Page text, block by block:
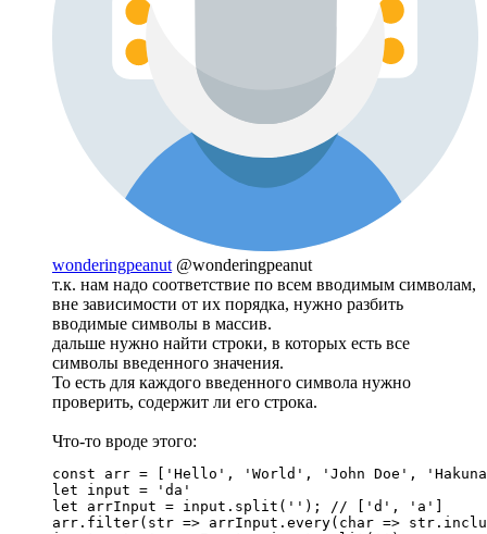
wonderingpeanut @wonderingpeanut
т.к. нам надо соответствие по всем вводимым символам,
вне зависимости от их порядка, нужно разбить
вводимые символы в массив.
дальше нужно найти строки, в которых есть все
символы введенного значения.
То есть для каждого введенного символа нужно
проверить, содержит ли его строка.
Что-то вроде этого:
const arr = ['Hello', 'World', 'John Doe',
let input = 'da'
let arrInput = input.split(''); // ['d', 'a']
arr.filter(str => arrInput.every(char =>